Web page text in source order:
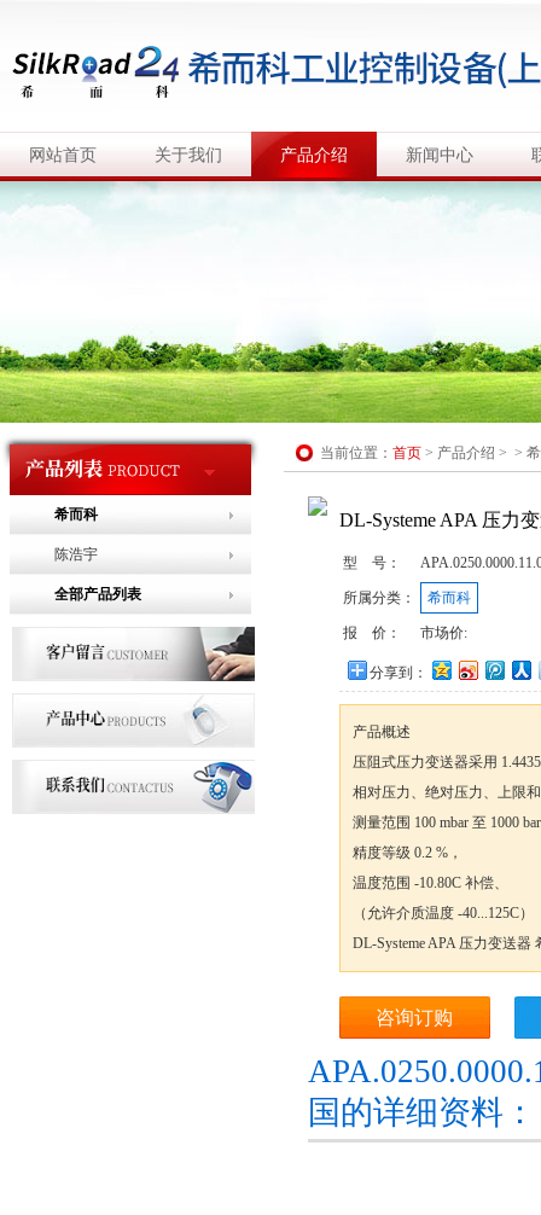
网站首页 关于我们 产品介绍 新闻中心
希而科
陈浩宇
全部产品列表
当前位置： 首页 > 产品介绍 > >
DL-Systeme APA 压力
型 号：
所属分类： 希而科
报 价： 市场价:
分享到：
产品概述
压阻式压力变送器采用
相对压力、绝对压力、上限
测量范围 100 mbar 至 1000 bar
精度等级 0.2 %，
温度范围 -10.80C 补偿、
（允许介质温度 -40...125C）
DL-Systeme APA 压力变送器
咨询订购
国的详细资料：